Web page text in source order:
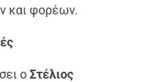
και φορέων.
οΣτέλιος